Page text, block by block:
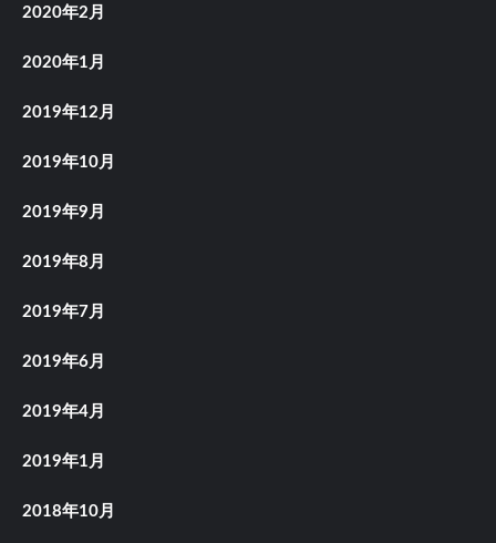
2020年2月
2020年1月
2019年12月
2019年10月
2019年9月
2019年8月
2019年7月
2019年6月
2019年4月
2019年1月
2018年10月